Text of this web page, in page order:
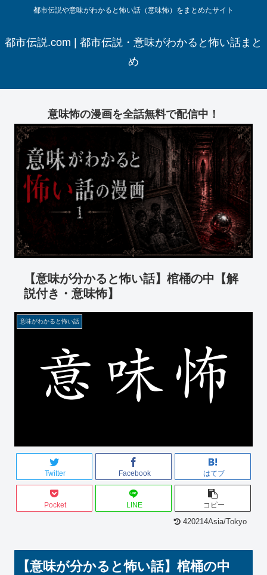
都市伝説や意味がわかると怖い話（意味怖）をまとめたサイト
都市伝説.com | 都市伝説・意味がわかると怖い話まと
め
意味怖の漫画を全話無料で配信中！
【意味が分かると怖い話】棺桶の中【解
説付き・意味怖】
意味がわかると怖い話
Twitter Facebook はてブ
Pocket LINE コピー
420214Asia/Tokyo
【意味が分かると怖い話】棺桶の中